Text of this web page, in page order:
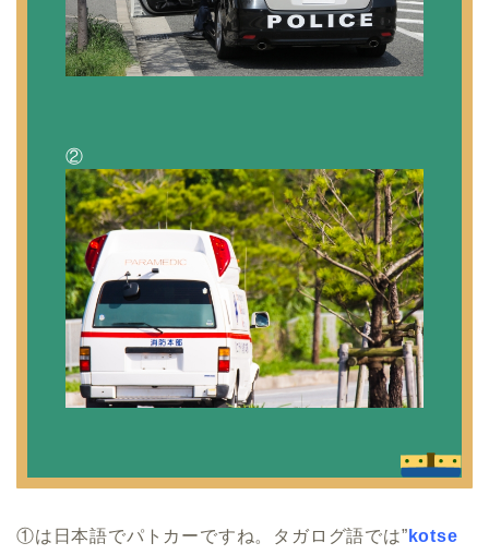
②
①は日本語でパトカーですね。タガログ語では” kotse